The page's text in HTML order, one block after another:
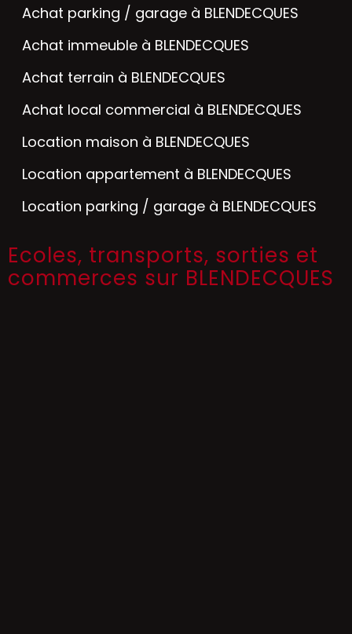
Achat parking / garage à BLENDECQUES
Achat immeuble à BLENDECQUES
Achat terrain à BLENDECQUES
Achat local commercial à BLENDECQUES
Location maison à BLENDECQUES
Location appartement à BLENDECQUES
Location parking / garage à BLENDECQUES
Ecoles, transports, sorties et
commerces sur BLENDECQUES